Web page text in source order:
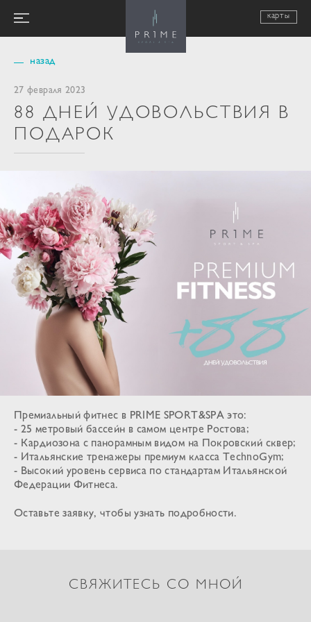
карты
назад
27 февраля 2023
88 ДНЕЙ УДОВОЛЬСТВИЯ В
ПОДАРОК
Премиальный фитнес в PRIME SPORT&SPA это:
- 25 метровый бассейн в самом центре Ростова;
- Кардиозона с панорамным видом на Покровский сквер;
- Итальянские тренажеры премиум класса TechnoGym;
- Высокий уровень сервиса по стандартам Итальянской
Федерации Фитнеса.
Оставьте заявку, чтобы узнать подробности.
СВЯЖИТЕСЬ СО МНОЙ